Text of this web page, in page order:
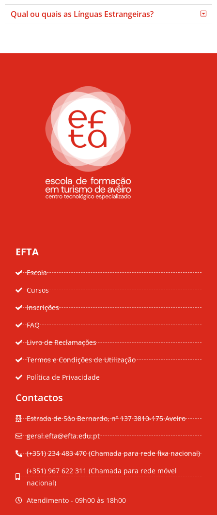
Qual ou quais as Línguas Estrangeiras?
EFTA
Escola
Cursos
Inscrições
FAQ
Livro de Reclamações
Termos e Condições de Utilização
Política de Privacidade
Contactos
Estrada de São Bernardo, nº 137 3810-175 Aveiro
geral.efta@efta.edu.pt
(+351) 234 483 470 (Chamada para rede fixa nacional)
(+351) 967 622 311 (Chamada para rede móvel
nacional)
Atendimento - 09h00 às 18h00